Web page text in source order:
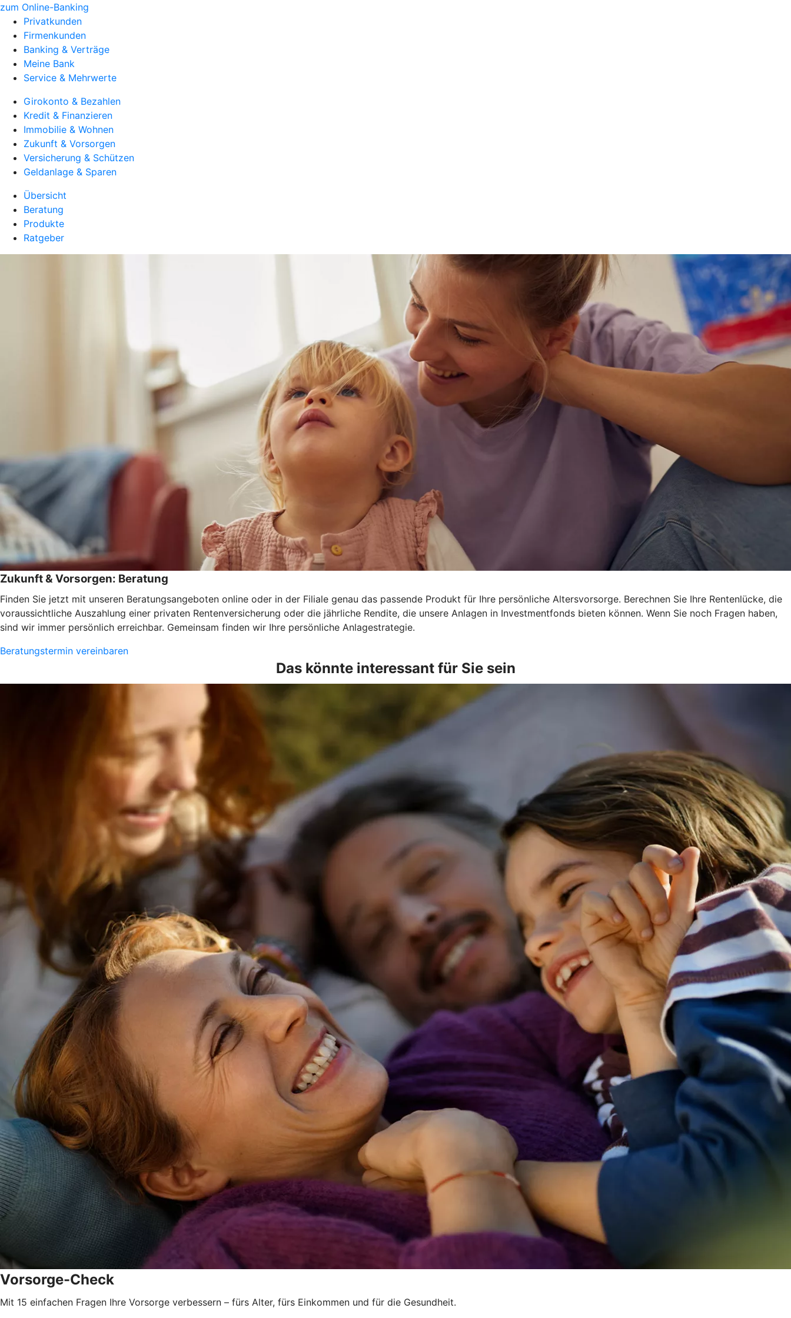
zum Online-Banking
Privatkunden
Firmenkunden
Banking & Verträge
Meine Bank
Service & Mehrwerte
Girokonto & Bezahlen
Kredit & Finanzieren
Immobilie & Wohnen
Zukunft & Vorsorgen
Versicherung & Schützen
Geldanlage & Sparen
Übersicht
Beratung
Produkte
Ratgeber
Zukunft & Vorsorgen: Beratung
Finden Sie jetzt mit unseren Beratungsangeboten online oder in der Filiale genau das passende Produkt für Ihre persönliche Altersvorsorge. Berechnen Sie Ihre Rentenlücke, die
voraussichtliche Auszahlung einer privaten Rentenversicherung oder die jährliche Rendite, die unsere Anlagen in Investmentfonds bieten können. Wenn Sie noch Fragen haben,
sind wir immer persönlich erreichbar. Gemeinsam finden wir Ihre persönliche Anlagestrategie.
Beratungstermin vereinbaren
Das könnte interessant für Sie sein
Vorsorge-Check
Mit 15 einfachen Fragen Ihre Vorsorge verbessern – fürs Alter, fürs Einkommen und für die Gesundheit.